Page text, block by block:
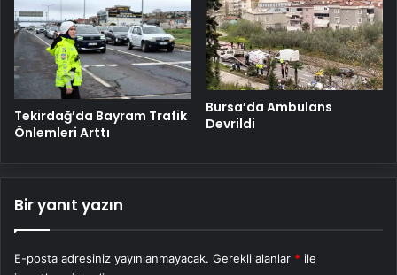
Tekirdağ’da Bayram Trafik
Önlemleri Arttı
Bursa’da Ambulans
Devrildi
Bir yanıt yazın
E-posta adresiniz yayınlanmayacak. Gerekli alanlar * ile